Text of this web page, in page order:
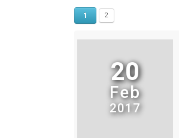
1 2
20
Feb
2017